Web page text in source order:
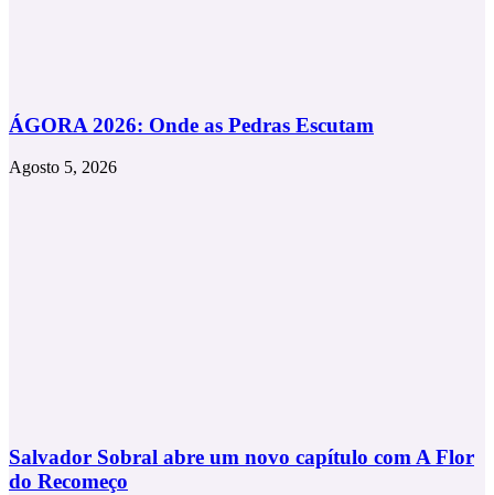
ÁGORA 2026: Onde as Pedras Escutam
Agosto 5, 2026
Salvador Sobral abre um novo capítulo com A Flor
do Recomeço